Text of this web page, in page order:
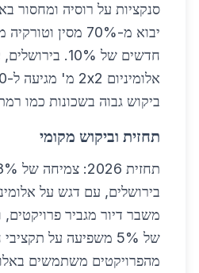
סנקציות על רוסיה ומחסור
יבוא מ-70% מסין
חדשים של 10%.
ביקוש גבוה בשכונות כמו
תחזית וביקוש מקומי
בירושלים, עם דגש על
משבר דיור מגביר פרויקטים,
מהפרויקטים משתמשים